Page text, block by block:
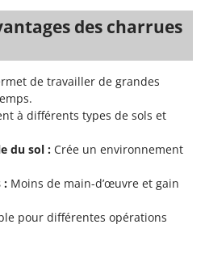
des charrues
de travailler de grandes
à différents types de sols et
du sol : Crée un environnement
: Moins de main-d’œuvre et gain
pour différentes opérations